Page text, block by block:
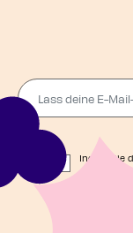
Lass deine E-
Indem Sie
unseren
haben. In
Ihre